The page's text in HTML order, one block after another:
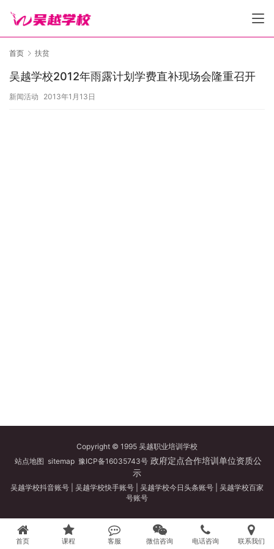
首页 扶贫
吴越学校2012年雨露计划学费直补现场会隆重召开
新闻活动 2013年1月13日
Copyright © 1995 吴越职业培训学校
站点地图 sitemap 豫ICP备16035743号政府定点合作培训单位资质公
示
吴越学校抖音账号 吴越学校快手账号 吴越学校今日头条账号
吴越学校百家
号账号
首页 课程 客服 微信咨询 电话咨询 联系我们